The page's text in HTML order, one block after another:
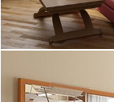
18.10.2004